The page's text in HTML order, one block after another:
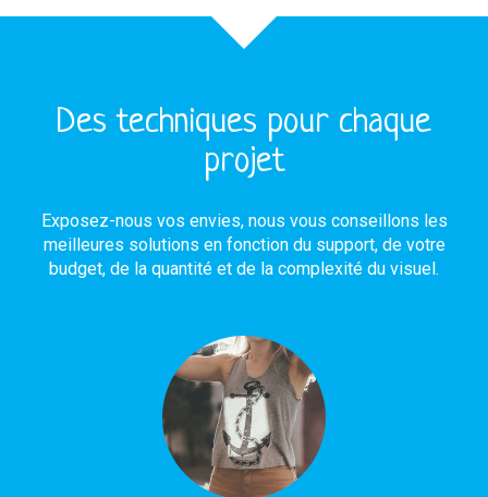
Des techniques pour chaque
projet
Exposez-nous vos envies, nous vous conseillons les
meilleures solutions en fonction du support, de votre
budget, de la quantité et de la complexité du visuel.